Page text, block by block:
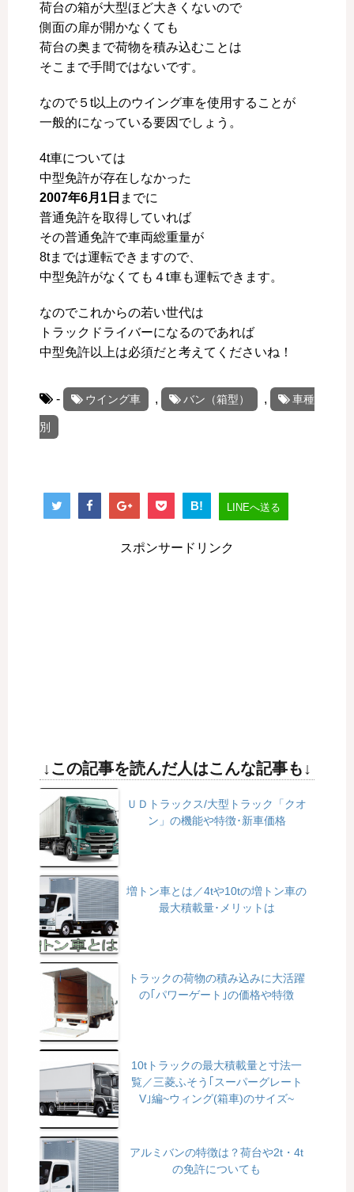
荷台の箱が大型ほど大きくないので
側面の扉が開かなくても
荷台の奥まで荷物を積み込むことは
そこまで手間ではないです。
なので５t以上のウイング車を使用することが
一般的になっている要因でしょう。
4t車については
中型免許が存在しなかった
2007年6月1日 までに
普通免許を取得していれば
その普通免許で車両総重量が
8tまでは運転できますので、
中型免許がなくても４t車も運転できます。
なのでこれからの若い世代は
トラックドライバーになるのであれば
中型免許以上は必須だと考えてくださいね！
- ウイング車 , バン（箱型） , 車種
別
B! LINEへ送る
スポンサードリンク
↓この記事を読んだ人はこんな記事も↓
ＵＤトラックス/大型トラック「クオ
ン」の機能や特徴･新車価格
増トン車とは／4tや10tの増トン車の
最大積載量･メリットは
トラックの荷物の積み込みに大活躍
の｢パワーゲート｣の価格や特徴
10tトラックの最大積載量と寸法一
覧／三菱ふそう｢スーパーグレート
V｣編~ウィング(箱車)のサイズ~
アルミバンの特徴は？荷台や2t・4t
の免許についても